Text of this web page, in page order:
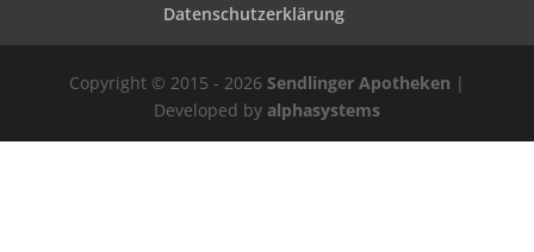
Datenschutzerklärung
Copyright © 2015 - 2026 Sendlinger Apotheken |
Developed by alphasystems